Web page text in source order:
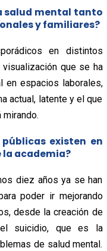
salud mental tanto
y familiares?
en distintos
que se ha
en espacios laborales,
actual, latente y el que
existen en
academia?
diez años ya se han
poder ir mejorando
desde la creación de
suicidio, que es la
de salud mental.